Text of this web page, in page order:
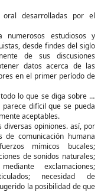
oral desarrolladas por el
estudiosos y
desde findes del siglo
de sus discusiones
datos acerca de las
en el primer período de
lo que se diga sobre el
difícil que se pueda
aceptables.
diversas opiniones. así, por
comunicación humana
mímicos bucales;
de sonidos naturales;
exclamaciones;
necesidad de
la posibilidad de que